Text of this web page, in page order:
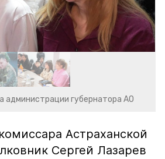
администрации губернатора АО
Астраханской
Сергей Лазарев